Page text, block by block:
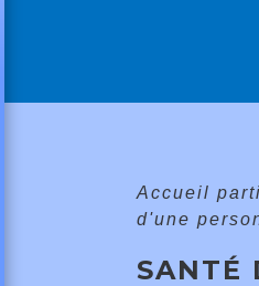
Accueil
d'une
SANTÉ